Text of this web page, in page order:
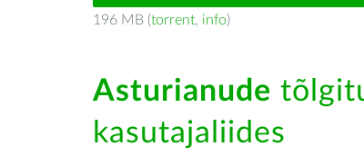
196 MB (torrent, info)
Asturianude
kasutajaliides